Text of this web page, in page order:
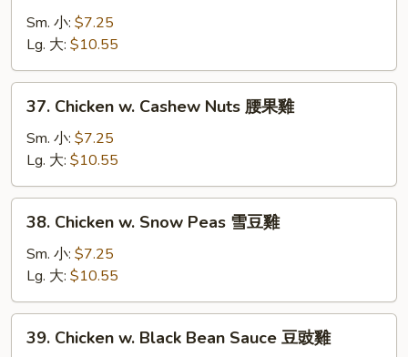
Mixed
Vegetables
什
Sm. 小: $7.25
Lg. 大: $10.55
37.
Chicken
Cashew
Nuts
腰
37. Chicken w. Cashew Nuts 腰果雞
Sm. 小: $7.25
Lg. 大: $10.55
38.
Chicken
Snow
Peas
雪
38. Chicken w. Snow Peas 雪豆雞
Sm. 小: $7.25
Lg. 大: $10.55
39.
Chicken
39. Chicken w. Black Bean Sauce 豆豉雞